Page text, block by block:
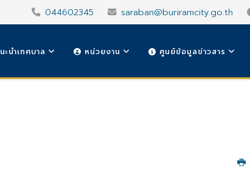
044602345 saraban@buriramcity.go.th
ะนำเทศบาล หน่วยงาน ศูนย์ข้อมูลข่าวสาร